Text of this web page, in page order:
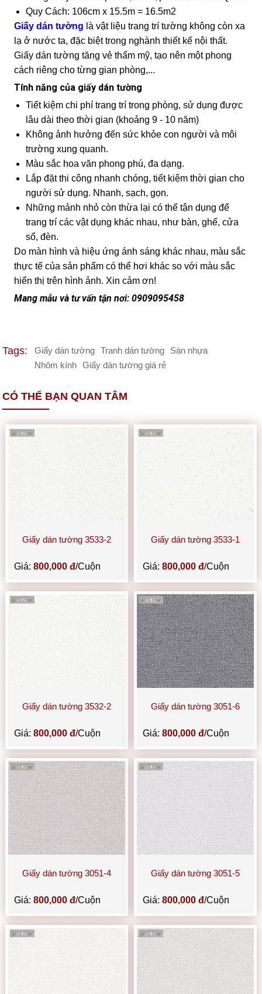
Quy Cách: 106cm x 15.5m = 16.5m2
Giấy dán tường là vật liệu trang trí tường không còn xa
lạ ở nước ta, đặc biệt trong nghành thiết kế nội thất.
Giấy dán tường tăng vẻ thẩm mỹ, tạo nên một phong
cách riêng cho từng gian phòng,...
Tính năng của giấy dán tường
Tiết kiệm chi phí trang trí trong phòng, sử dụng được
lâu dài theo thời gian (khoảng 9 - 10 năm)
Không ảnh hưởng đến sức khỏe con người và môi
trường xung quanh.
Màu sắc hoa văn phong phú, đa dạng.
Lắp đặt thi công nhanh chóng, tiết kiệm thời gian cho
người sử dụng. Nhanh, sạch, gọn.
Những mảnh nhỏ còn thừa lại có thể tận dụng để
trang trí các vật dụng khác nhau, như bàn, ghế, cửa
sổ, đèn.
Do màn hình và hiệu ứng ánh sáng khác nhau, màu sắc
thực tế của sản phẩm có thể hơi khác so với màu sắc
hiển thị trên hình ảnh. Xin cảm ơn!
Mang mẫu và tư vấn tận nơi: 0909095458
Tags: Giấy dán tường Tranh dán tường
Sàn nhựa
Nhôm kính
Giấy dán tường giá rẻ
CÓ THỂ BẠN QUAN TÂM
Giấy dán tường 3533-2
Giá:800,000 đ/Cuộn
Giấy dán tường 3533-1
Giá: 800,000 đ/Cuộn
Giấy dán tường 3532-2
Giá:800,000 đ/Cuộn
Giấy dán tường 3051-6
Giá: 800,000 đ/Cuộn
Giấy dán tường 3051-4
Giá:800,000 đ/Cuộn
Giấy dán tường 3051-5
Giá: 800,000 đ/Cuộn